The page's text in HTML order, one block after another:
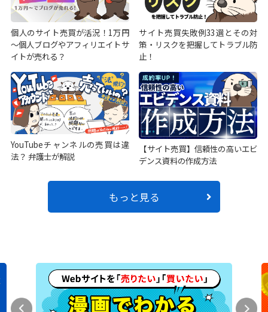
個人のサイト売買が活況！1万円
～個人ブログやアフィリエイトサ
イトが売れる？
サイト売買失敗例33選とその対
策・リスクを把握してトラブル防
止！
YouTubeチャンネルの売買は違
法？ 弁護士が解説
【サイト売買】信頼性の高いエビ
デンス資料の作成方法
もっと見る